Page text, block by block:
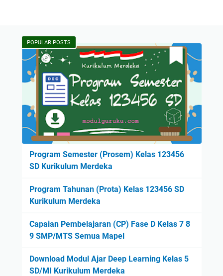
POPULAR POSTS
Program Semester (Prosem) Kelas 123456
SD Kurikulum Merdeka
Program Tahunan (Prota) Kelas 123456 SD
Kurikulum Merdeka
Capaian Pembelajaran (CP) Fase D Kelas 7 8
9 SMP/MTS Semua Mapel
Download Modul Ajar Deep Learning Kelas 5
SD/MI Kurikulum Merdeka